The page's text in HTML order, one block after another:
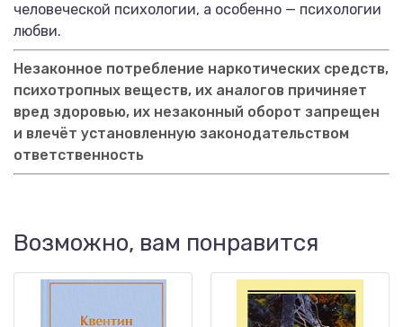
человеческой психологии, а особенно — психологии
любви.
Незаконное потребление наркотических средств,
психотропных веществ, их аналогов причиняет
вред здоровью, их незаконный оборот запрещен
и влечёт установленную законодательством
ответственность
Возможно, вам понравится